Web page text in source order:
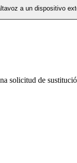
a un dispositivo
solicitud de